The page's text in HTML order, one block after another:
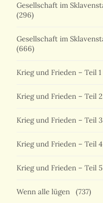
Gesellschaft im
(296)
Gesellschaft im
(666)
Krieg und Frieden – Teil 1
Krieg und Frieden – Teil 2
Krieg und Frieden – Teil 3
Krieg und Frieden – Teil
Krieg und Frieden – Teil
Wenn alle lügen (737)